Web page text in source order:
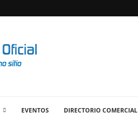
EVENTOS DIRECTORIO COMERCIAL